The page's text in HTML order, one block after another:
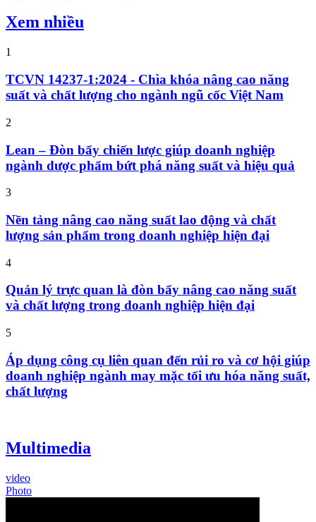
Xem nhiều
1
TCVN 14237-1:2024 - Chìa khóa nâng cao năng
suất và chất lượng cho ngành ngũ cốc Việt Nam
2
Lean – Đòn bẩy chiến lược giúp doanh nghiệp
ngành dược phẩm bứt phá năng suất và hiệu quả
3
Nền tảng nâng cao năng suất lao động và chất
lượng sản phẩm trong doanh nghiệp hiện đại
4
Quản lý trực quan là đòn bẩy nâng cao năng suất
và chất lượng trong doanh nghiệp hiện đại
5
Áp dụng công cụ liên quan đến rủi ro và cơ hội giúp
doanh nghiệp ngành may mặc tối ưu hóa năng suất,
chất lượng
Multimedia
video
Photo